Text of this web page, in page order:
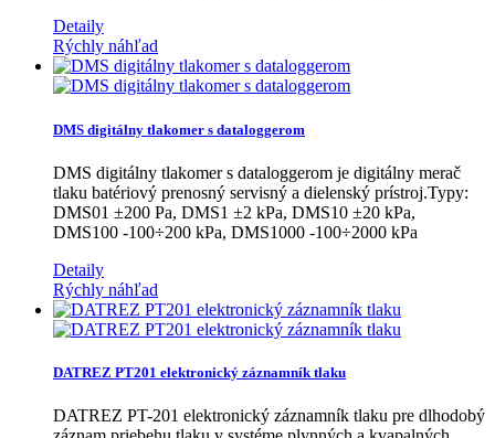
Detaily
Rýchly náhľad
DMS digitálny tlakomer s dataloggerom
DMS digitálny tlakomer s dataloggerom je digitálny merač
tlaku batériový prenosný servisný a dielenský prístroj.Typy:
DMS01 ±200 Pa, DMS1 ±2 kPa, DMS10 ±20 kPa,
DMS100 -100÷200 kPa, DMS1000 -100÷2000 kPa
Detaily
Rýchly náhľad
DATREZ PT201 elektronický záznamník tlaku
DATREZ PT-201 elektronický záznamník tlaku pre dlhodobý